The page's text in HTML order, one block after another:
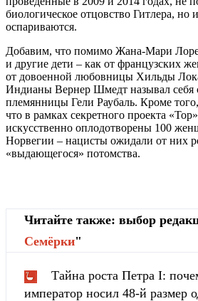
биологическое отцовство Гитлера, но
оспариваются.
Добавим, что помимо Жана-Мари Лоре
и другие дети – как от французских
от довоенной любовницы Хильды
Индианы Вернер Шмедт называл себя
племянницы Гели Раубаль. Кроме
что в рамках секретного проекта
искусственно оплодотворены 100
Норвегии – нацисты ожидали от них
«выдающегося» потомства.
Читайте также: выбор
Cемёрки"
Тайна роста Петра I:
император носил 48-й размер